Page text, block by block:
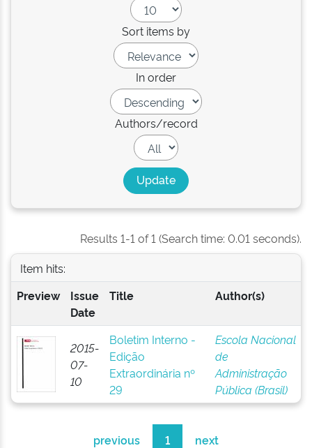
Sort items by
In order
Authors/record
Results 1-1 of 1 (Search time: 0.01 seconds).
Item hits:
Preview
Issue
Date
Title Author(s)
2015-
07-
10
Boletim Interno -
Edição
Extraordinária nº
29
Escola Nacional
de
Administração
Pública (Brasil)
previous 1 next